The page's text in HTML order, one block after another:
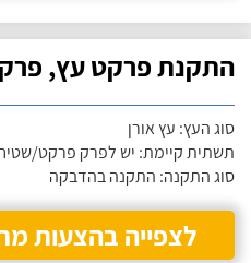
התקנת פרקט עץ,
סוג העץ: עץ אורן
תשתית קיימת: יש לפרק פרקט/
סוג התקנה: התקנה בהדבקה
לצפייה בהצעות